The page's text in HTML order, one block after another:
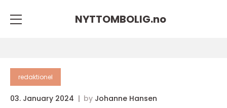
NYTTOMBOLIG.no
redaktionel
03. January 2024 by Johanne Hansen